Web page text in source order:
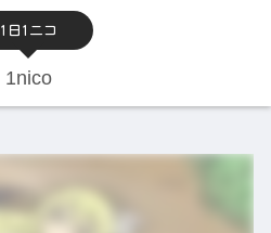
1日1ニコ
1nico